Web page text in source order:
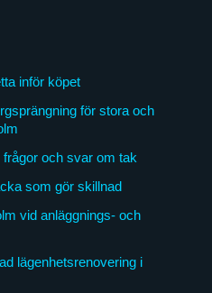
inför köpet
för stora och
och svar om tak
som gör skillnad
vid anläggnings- och
lägenhetsrenovering i